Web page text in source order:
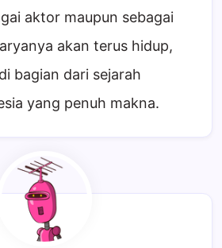
aktor maupun sebagai
akan terus hidup,
bagian dari sejarah
yang penuh makna.